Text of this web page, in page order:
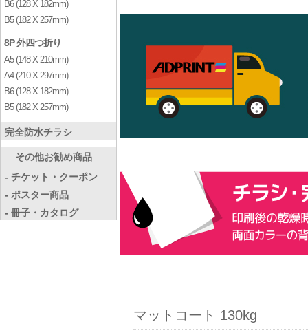
B6 (128 X 182mm)
B5 (182 X 257mm)
8P 外四つ折り
A5 (148 X 210mm)
A4 (210 X 297mm)
B6 (128 X 182mm)
B5 (182 X 257mm)
完全防水チラシ
その他お勧め商品
- チケット・クーポン
- ポスター商品
- 冊子・カタログ
マットコート 130kg